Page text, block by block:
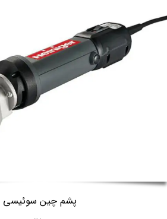
پشم چین سوئیسی